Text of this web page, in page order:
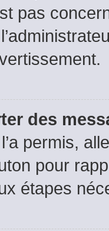
pas
des
permis,
pour
étapes